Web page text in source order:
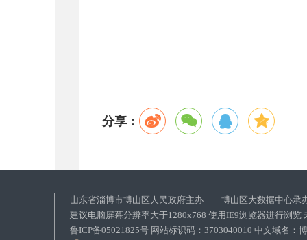
分享：
山东省淄博市博山区人民政府主办 博山区大数据中心承
建议电脑屏幕分辨率大于1280x768 使用IE9浏览器进行浏览
鲁ICP备05021825号 网站标识码：3703040010 中文域名：